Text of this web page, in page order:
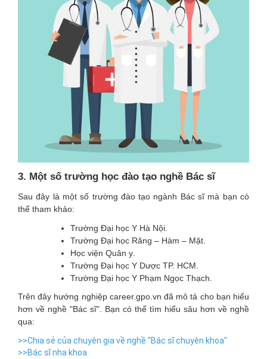
3. Một số trường học đào tạo nghề Bác sĩ
Sau đây là một số trường đào tạo ngành Bác sĩ mà bạn có
thể tham khảo:
Trường Đại học Y Hà Nội.
Trường Đại học Răng – Hàm – Mặt.
Học viện Quân y
Trường Đại học Y Dược TP. HCM.
Trường Đại học Y Phạm Ngọc Thạch.
Trên đây hướng nghiệp career.gpo.vn đã mô tả cho bạn hiểu
hơn về nghề "Bác sĩ". Bạn có thể tìm hiểu sâu hơn về nghề
qua:
>>Chia sẻ của chuyên gia về nghề "Bác sĩ chuyên khoa"
>>Bác sĩ nha khoa